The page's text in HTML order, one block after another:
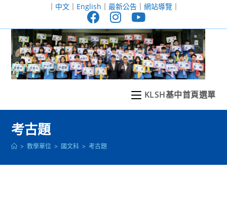
至
｜ 中文｜ English ｜ 最新公告｜ 網站導覽｜
KLSH基中首頁選單
考古題
> 教學單位 > 國文科 > 考古題